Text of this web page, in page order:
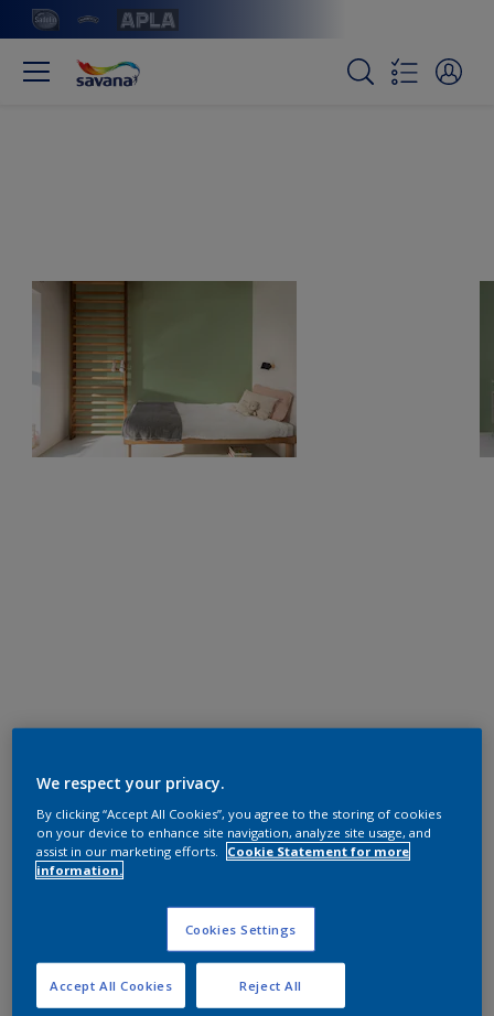
We respect your privacy.
By clicking “Accept All Cookies”, you agree to the storing of cookies
on your device to enhance site navigation, analyze site usage, and
assist in our marketing efforts.
Cookie Statement for more
information.
Cookies Settings
Reject All
Accept All Cookies